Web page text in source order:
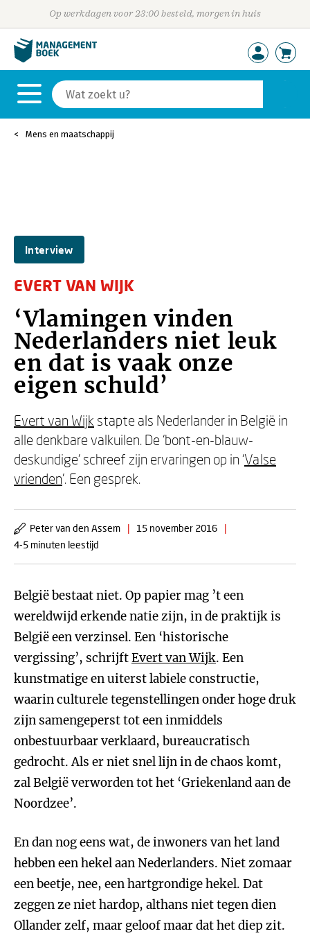
Op werkdagen voor 23:00 besteld, morgen in huis
Mens en maatschappij
Interview
EVERT VAN WIJK
‘Vlamingen vinden
Nederlanders niet leuk
en dat is vaak onze
eigen schuld’
Evert van Wijk stapte als Nederlander in België in
alle denkbare valkuilen. De ‘bont-en-blauw-
deskundige' schreef zijn ervaringen op in ‘Valse
vrienden'. Een gesprek.
Peter van den Assem | 15 november 2016
|
4-5 minuten leestijd
België bestaat niet. Op papier mag ’t een
wereldwijd erkende natie zijn, in de praktijk is
België een verzinsel. Een ‘historische
vergissing’, schrijftEvert van Wijk. Een
kunstmatige en uiterst labiele constructie,
waarin culturele tegenstellingen onder hoge druk
zijn samengeperst tot een inmiddels
onbestuurbaar verklaard, bureaucratisch
gedrocht. Als er niet snel lijn in de chaos komt,
zal België verworden tot het ‘Griekenland aan de
Noordzee’.
En dan nog eens wat, de inwoners van het land
hebben een hekel aan Nederlanders. Niet zomaar
een beetje, nee, een hartgrondige hekel. Dat
zeggen ze niet hardop, althans niet tegen dien
Ollander zelf, maar geloof maar dat het diep zit.